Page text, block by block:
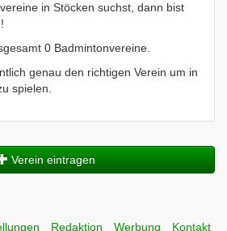
in Stöcken suchst, dann bist
0 Badmintonvereine.
genau den richtigen Verein um in
spielen.
Verein eintragen
Redaktion Werbung Kontakt